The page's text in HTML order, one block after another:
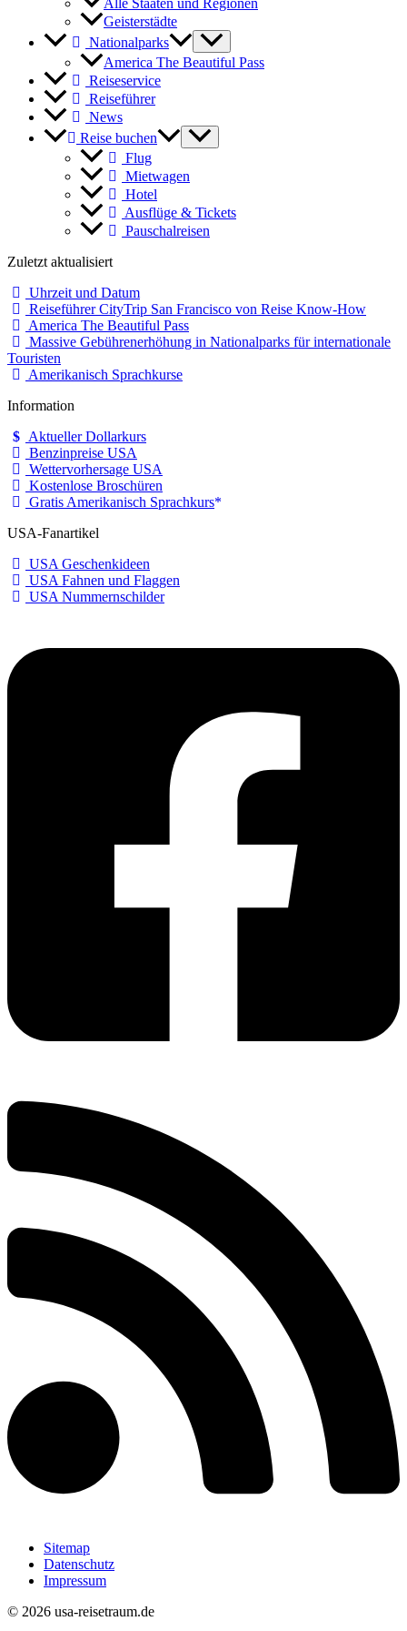
Geisterstädte
Nationalparks
America The Beautiful Pass
Reiseservice
Reiseführer
News
Reise buchen
Flug
Mietwagen
Hotel
Ausflüge & Tickets
Pauschalreisen
Zuletzt aktualisiert
Uhrzeit und Datum
Reiseführer CityTrip San Francisco von Reise Know-How
America The Beautiful Pass
Massive Gebührenerhöhung in Nationalparks für internationale
Touristen
Amerikanisch Sprachkurse
Information
Aktueller Dollarkurs
Benzinpreise USA
Wettervorhersage USA
Kostenlose Broschüren
Gratis Amerikanisch Sprachkurs
USA-Fanartikel
USA Geschenkideen
USA Fahnen und Flaggen
USA Nummernschilder
Sitemap
Datenschutz
Impressum
© 2026 usa-reisetraum.de